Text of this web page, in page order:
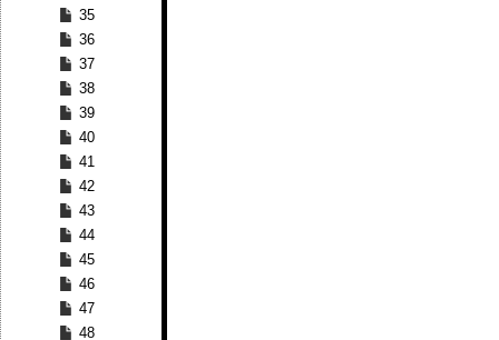
35
36
37
38
39
40
41
42
43
44
45
46
47
48